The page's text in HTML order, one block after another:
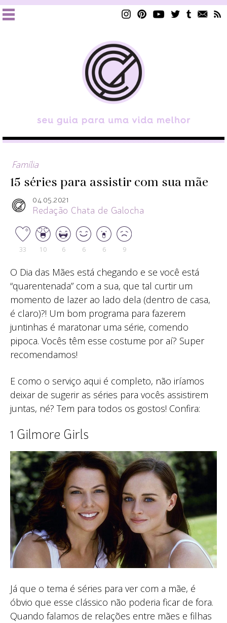
Família
15 séries para assistir com sua mãe
04.05.2021
Redação Chata de Galocha
33 10 6 6 6 9
O Dia das Mães está chegando e se você está
“quarentenada” com a sua, que tal curtir um
momento de lazer ao lado dela (dentro de casa,
é claro)?! Um bom programa para fazerem
juntinhas é maratonar uma série, comendo
pipoca. Vocês têm esse costume por aí? Super
recomendamos!
E como o serviço aqui é completo, não iríamos
deixar de sugerir as séries para vocês assistirem
juntas, né? Tem para todos os gostos! Confira:
1 Gilmore Girls
Já que o tema é séries para ver com a mãe, é
óbvio que esse clássico não poderia ficar de fora.
Quando falamos de relações entre mães e filhas